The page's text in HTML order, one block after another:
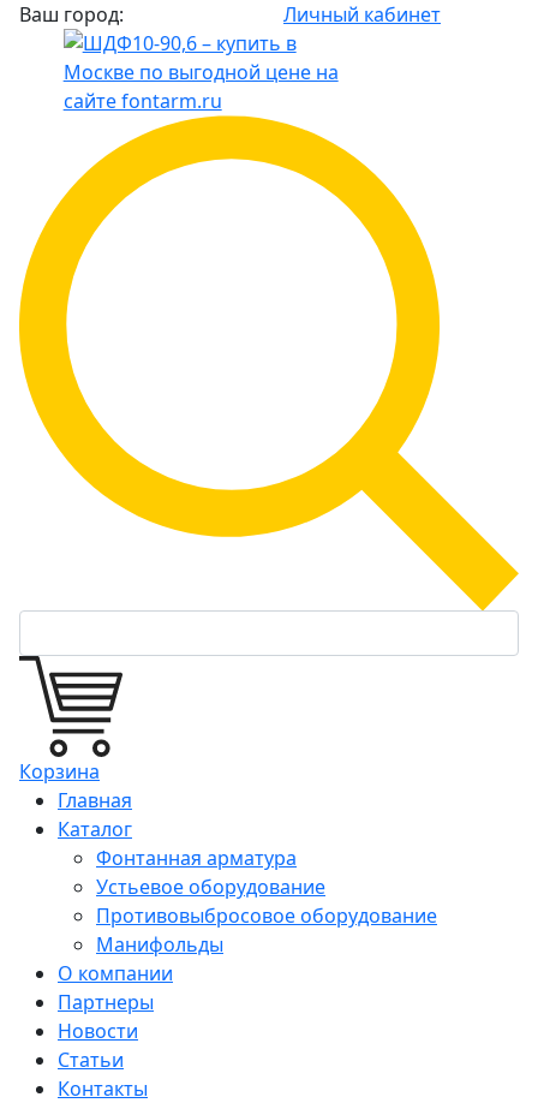
Ваш город: Личный кабинет
Корзина
Главная
Каталог
Фонтанная арматура
Устьевое оборудование
Противовыбросовое оборудование
Манифольды
О компании
Партнеры
Новости
Статьи
Контакты